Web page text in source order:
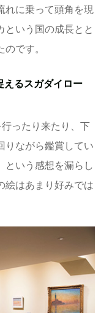
れに乗って頭角を現
という国の成長とと
です。
えるスガダイロー
ったり来たり、下
りながら鑑賞してい
という感想を漏らし
絵はあまり好みでは